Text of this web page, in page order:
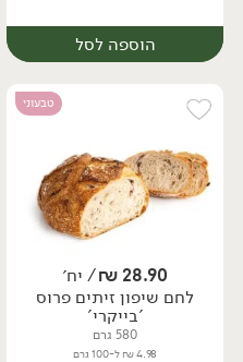
הוספה לסל
יח׳
טבעוני
28.90
₪/ יח׳
לחם שיפון זיתים פרוס
'בייקרי'
580 גרם
4.98 ₪ ל-100 גרם